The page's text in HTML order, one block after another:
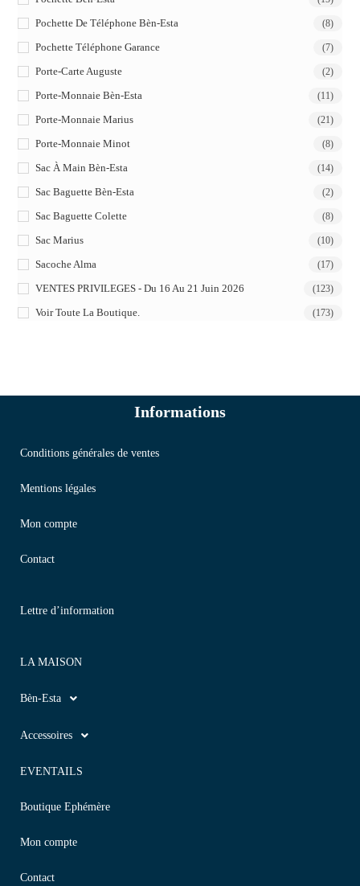
Pochette De Téléphone Bèn-Esta (8)
Pochette Téléphone Garance (7)
Porte-Carte Auguste (2)
Porte-Monnaie Bèn-Esta (11)
Porte-Monnaie Marius (21)
Porte-Monnaie Minot (8)
Sac À Main Bèn-Esta (14)
Sac Baguette Bèn-Esta (2)
Sac Baguette Colette (8)
Sac Marius (10)
Sacoche Alma (17)
VENTES PRIVILEGES - Du 16 Au 21 Juin 2026 (123)
Voir Toute La Boutique. (173)
Informations
Conditions générales de ventes
Mentions légales
Mon compte
Contact
Lettre d’information
LA MAISON
Bèn-Esta
Accessoires
EVENTAILS
Boutique Ephémère
Mon compte
Contact